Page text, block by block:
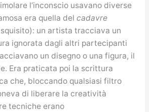
l’inconscio usavano diverse
era quella del cadavre
un artista tracciava un
ignorata dagli altri partecipanti
un disegno o una figura, il
Era praticata poi la scrittura
che, bloccando qualsiasi filtro
di liberare la creatività
tecniche erano